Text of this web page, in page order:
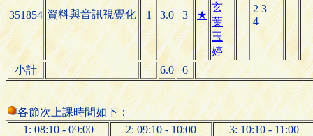
351854 資料與音訊視覺化 1 3.0 3 ★
玄
葉
玉
婷
2 3
4
小計 6.0 6
各節次上課時間如下：
1: 08:10 - 09:00
2: 09:10 - 10:00
3: 10:10 - 11:00